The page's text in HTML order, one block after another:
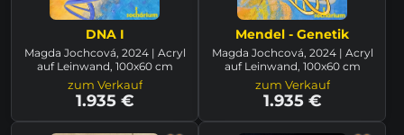
DNA I
Magda Jochcová, 2024 | Acryl
auf Leinwand, 100x60 cm
zum Verkauf
1.935 €
Mendel - Genetik
Magda Jochcová, 2024 | Acryl
auf Leinwand, 100x60 cm
zum Verkauf
1.935 €